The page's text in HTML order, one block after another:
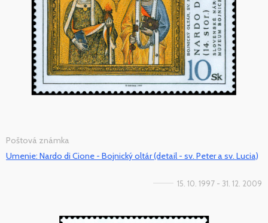
Poštová známka
Umenie: Nardo di Cione - Bojnický oltár (detail - sv. Peter a sv. Lucia)
15. 10. 1997 - 31. 12. 2009